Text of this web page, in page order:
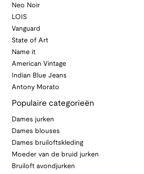
Neo Noir
LOIS
Vanguard
State of Art
Name it
American Vintage
Indian Blue Jeans
Antony Morato
Populaire categorieën
Dames jurken
Dames blouses
Dames bruiloftskleding
Moeder van de bruid jurken
Bruiloft avondjurken